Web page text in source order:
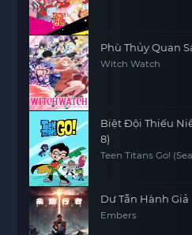
Phù Thủy Quan
Witch Watch
Biệt Đội Thiếu
8)
Teen Titans Go!
Dư Tẫn Hành Giả
Embers